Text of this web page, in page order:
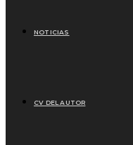
NOTICIAS
CV DEL AUTOR